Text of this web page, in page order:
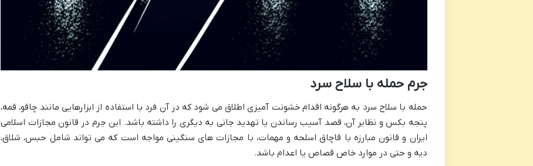
جرم حمله با سلاح سرد
حمله با سلاح سرد به هرگونه اقدام خشونت آمیزی اطلاق می شود که در آن فرد با استفاده از ابزارهایی مانند چاقو، قمه،
پنجه بکس و نظایر آن، قصد آسیب رساندن یا تهدید جانی به دیگری را داشته باشد. این جرم در قانون مجازات اسلامی
ایران و قانون مبارزه با قاچاق اسلحه و مهمات، با مجازات های سنگینی مواجه است که می تواند شامل حبس، شلاق،
دیه و حتی در موارد خاص قصاص یا اعدام باشد.